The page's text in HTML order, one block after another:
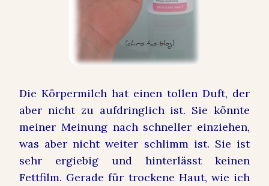
Die Körpermilch hat einen tollen Duft, der
aber nicht zu aufdringlich ist. Sie könnte
meiner Meinung nach schneller einziehen,
was aber nicht weiter schlimm ist. Sie ist
sehr ergiebig und hinterlässt keinen
Fettfilm. Gerade für trockene Haut, wie ich